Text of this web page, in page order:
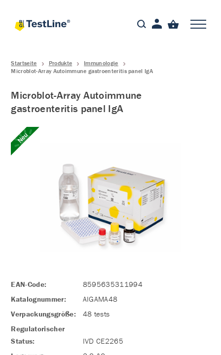
Startseite Produkte
Immunologie
Microblot-Array Autoimmune gastroenteritis panel IgA
Microblot-Array Autoimmune
gastroenteritis panel IgA
Neu
EAN-Code:
8595635311994
Katalognummer:
AIGAMA48
Verpackungsgröße:
48 tests
Regulatorischer
Status:
IVD CE2265